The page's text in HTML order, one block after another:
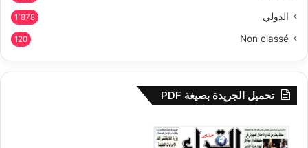
الدولي 1٬878
Non classé
120
تحميل الجريدة بصيغة PDF